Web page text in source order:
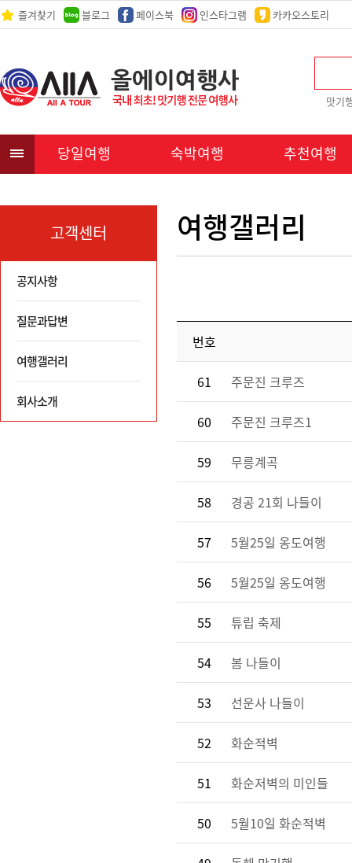
즐겨찾기 블로그 페이스북 인스타그램 카카오스토리
맛기
당일여행 숙박여행 추천여행
고객센터
공지사항
질문과답변
여행갤러리
회사소개
여행갤러리
번호
61 주문진 크루즈
60 주문진 크루즈1
59 무릉계곡
58 경공 21회 나들이
57 5월25일 옹도여행
56 5월25일 옹도여행
55 튜립 축제
54 봄 나들이
53 선운사 나들이
52 화순적벽
51 화순저벽의 미인들
50 5월10일 화순적벽